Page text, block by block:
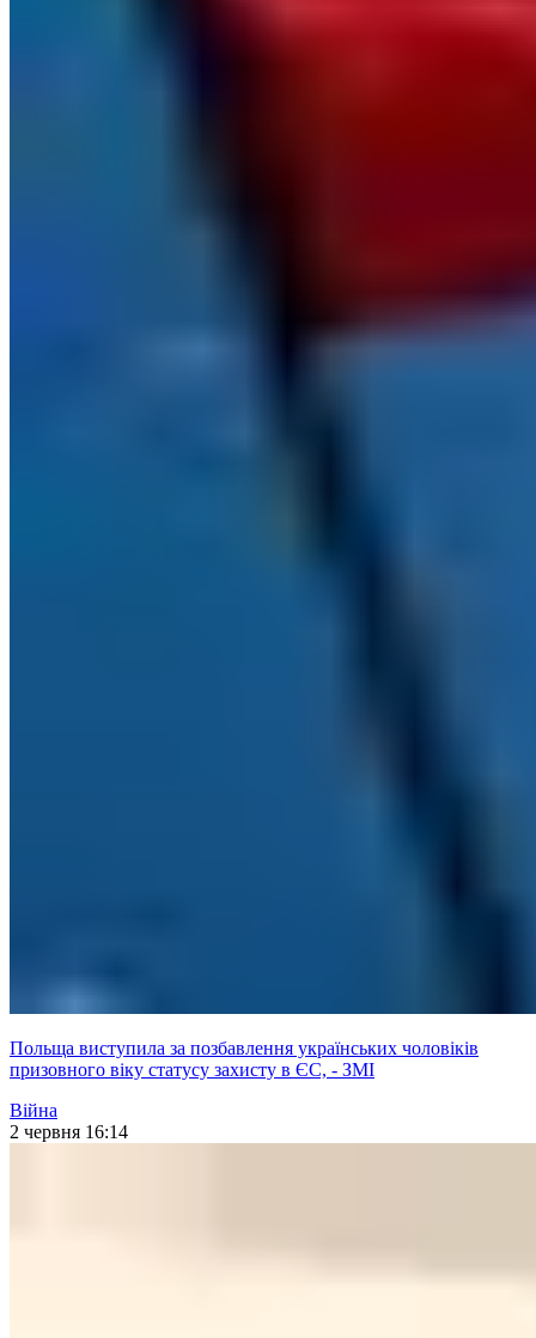
Польща виступила за позбавлення українських чоловіків
призовного віку статусу захисту в ЄС, - ЗМІ
Війна
2 червня 16:14